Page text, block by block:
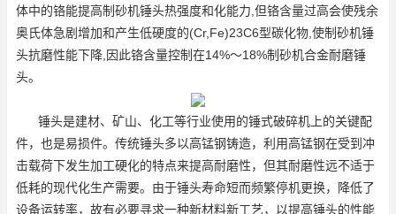
体中的铬能提高制砂机锤头热强度和化能力,但铬含量过高会使残余
奥氏体急剧增加和产生低硬度的(Cr,Fe)23C6型碳化物,使制砂机锤
头抗磨性能下降,因此铬含量控制在14%～18%制砂机合金耐磨锤
头。
锤头是建材、矿山、化工等行业使用的锤式破碎机上的关键配
件，也是易损件。传统锤头多以高锰钢铸造，利用高锰钢在受到冲
击载荷下发生加工硬化的特点来提高耐磨性，但其耐磨性远不适于
低耗的现代化生产需要。由于锤头寿命短而频繁停机更换，降低了
设备运转率，故有必要寻求一种新材料新工艺，以提高锤头的性能